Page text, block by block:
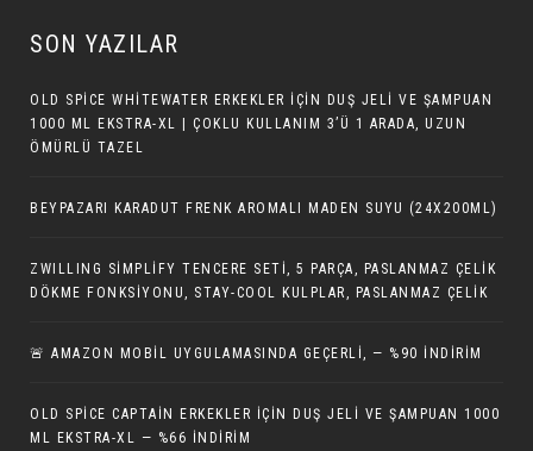
SON YAZILAR
OLD SPICE WHITEWATER ERKEKLER İÇIN DUŞ JELI VE ŞAMPUAN
1000 ML EKSTRA-XL | ÇOKLU KULLANIM 3’Ü 1 ARADA, UZUN
ÖMÜRLÜ TAZEL
BEYPAZARI KARADUT FRENK AROMALI MADEN SUYU (24X200ML)
ZWILLING SIMPLIFY TENCERE SETI, 5 PARÇA, PASLANMAZ ÇELIK
DÖKME FONKSIYONU, STAY-COOL KULPLAR, PASLANMAZ ÇELIK
🚨 AMAZON MOBIL UYGULAMASINDA GEÇERLI, — %90 İNDIRIM
OLD SPICE CAPTAIN ERKEKLER IÇIN DUŞ JELI VE ŞAMPUAN 1000
ML EKSTRA-XL — %66 İNDIRIM